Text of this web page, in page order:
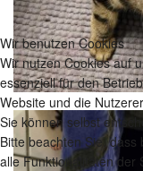
Wir benutzen Cookies
Wir nutzen Cookies auf
essenziell für den
Website und die
Sie können selbst
Bitte beachten Sie,
alle Funktionalitäten der